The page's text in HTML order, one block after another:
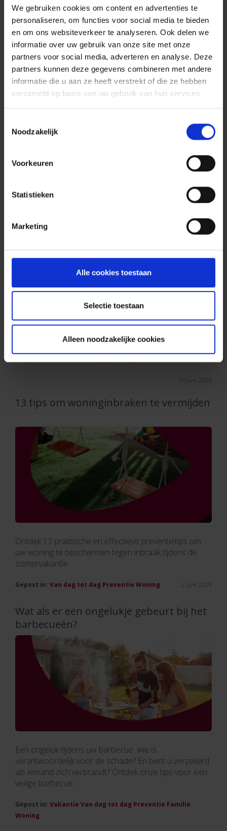
We gebruiken cookies om content en advertenties te
personaliseren, om functies voor social media te bieden
en om ons websiteverkeer te analyseren. Ook delen we
informatie over uw gebruik van onze site met onze
partners voor social media, adverteren en analyse. Deze
partners kunnen deze gegevens combineren met andere
informatie die u aan ze heeft verstrekt of die ze hebben
verzameld op basis van uw gebruik van hun services.
Noodzakelijk
Voorkeuren
Statistieken
Marketing
Alle cookies toestaan
Selectie toestaan
Alleen noodzakelijke cookies
Vochtproblemen in huis ontstaan vaak door
condensatie, opstijgend vocht, infiltratie van
regenwater of een lek. Aan de hand van enkele
eenvoudige controles kunt u de oorzaak sneller
Van dag tot dag 1 juli 2026
Zorgeloos op vakantie: de beste tips
Voor een zorgeloze vakantie is een goede
vakantiedossier inspiratie en handige tips voor vervoer,
gezondheid, kinderen, huisdieren en nog veel meer.
10 juni 2026
13 tips om woninginbraken te vermijden
Ontdek 13 praktische en effectieve preventietips om
uw woning te beschermen tegen inbraak tijdens de
zomervakantie.
Gepost in: Van dag tot dag Preventie Woning 2 juni 2026
Wat als er een ongelukje gebeurt bij het
barbecueën?
Een ongeluk tijdens uw barbecue: wie is
verantwoordelijk voor de schade? En bent u verzekerd
als iemand zich verbrandt? Ontdek onze tips voor een
veilige barbecue.
Gepost in: Vakantie Van dag tot dag Preventie Familie
Woning